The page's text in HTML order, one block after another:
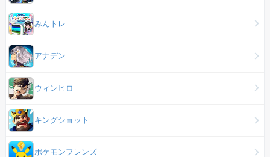
みんトレ
アナデン
ウィンヒロ
キングショット
ポケモンフレンズ